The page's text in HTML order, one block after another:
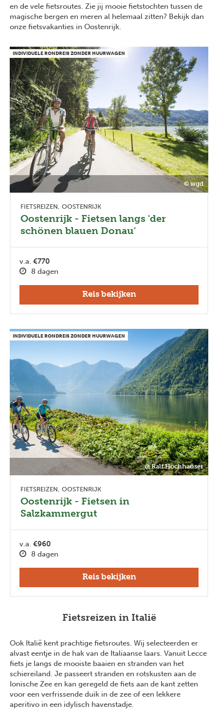
en de vele fietsroutes. Zie jij mooie fietstochten tussen de
magische bergen en meren al helemaal zitten? Bekijk dan
onze fietsvakanties in Oostenrijk.
© wgd
INDIVIDUELE RONDREIS ZONDER HUURWAGEN
FIETSREIZEN OOSTENRIJK
Oostenrijk - Fietsen langs 'der
schönen blauen Donau'
v.a. €770
8 dagen
Reis bekijken
@ Ralf Hochhauser
INDIVIDUELE RONDREIS ZONDER HUURWAGEN
FIETSREIZEN OOSTENRIJK
Oostenrijk - Fietsen in
Salzkammergut
v.a. €960
8 dagen
Reis bekijken
Fietsreizen in Italië
Ook Italië kent prachtige fietsroutes. Wij selecteerden er
alvast eentje in de hak van de Italiaanse laars. Vanuit Lecce
fiets je langs de mooiste baaien en stranden van het
schiereiland. Je passeert stranden en rotskusten aan de
Ionische Zee en kan geregeld de fiets aan de kant zetten
voor een verfrissende duik in de zee of een lekkere
aperitivo in een idylisch havenstadje.